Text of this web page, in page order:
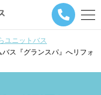
メ
ー
ビ
ユニットバス
ス『グランスパ』へリフォ